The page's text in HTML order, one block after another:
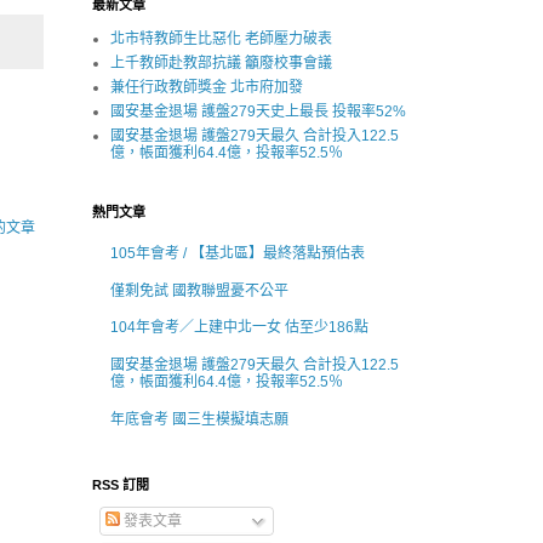
文章
最新文章
北市特教師生比惡化 老師壓力破表
上千教師赴教部抗議 籲廢校事會議
兼任行政教師獎金 北市府加發
國安基金退場 護盤279天史上最長 投報率52%
國安基金退場 護盤279天最久 合計投入122.5
億，帳面獲利64.4億，投報率52.5％
熱門文章
105年會考 / 【基北區】最終落點預估表
僅剩免試 國教聯盟憂不公平
104年會考／上建中北一女 估至少186點
國安基金退場 護盤279天最久 合計投入122.5
億，帳面獲利64.4億，投報率52.5％
年底會考 國三生模擬填志願
RSS 訂閱
發表文章